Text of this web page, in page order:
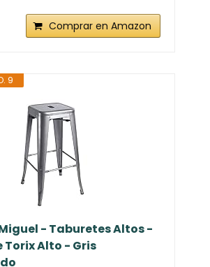
Comprar en Amazon
9
- Taburetes Altos -
Torix Alto - Gris